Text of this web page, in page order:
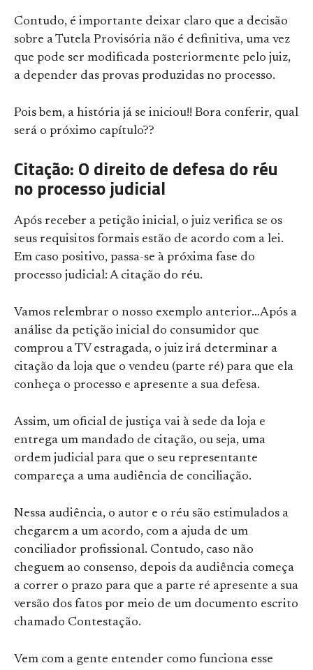
Contudo, é importante deixar claro que a decisão
sobre a Tutela Provisória não é definitiva, uma vez
que pode ser modificada posteriormente pelo juiz,
a depender das provas produzidas no processo.
Pois bem, a história já se iniciou!! Bora conferir, qual
será o próximo capítulo??
Citação: O direito de defesa do réu
no processo judicial
Após receber a petição inicial, o juiz verifica se os
seus requisitos formais estão de acordo com a lei.
Em caso positivo, passa-se à próxima fase do
processo judicial: A citação do réu.
Vamos relembrar o nosso exemplo anterior…Após a
análise da petição inicial do consumidor que
comprou a TV estragada, o juiz irá determinar a
citação da loja que o vendeu (parte ré) para que ela
conheça o processo e apresente a sua defesa.
Assim, um oficial de justiça vai à sede da loja e
entrega um mandado de citação, ou seja, uma
ordem judicial para que o seu representante
compareça a uma audiência de conciliação.
Nessa audiência, o autor e o réu são estimulados a
chegarem a um acordo, com a ajuda de um
conciliador profissional. Contudo, caso não
cheguem ao consenso, depois da audiência começa
a correr o prazo para que a parte ré apresente a sua
versão dos fatos por meio de um documento escrito
chamado Contestação.
Vem com a gente entender como funciona esse